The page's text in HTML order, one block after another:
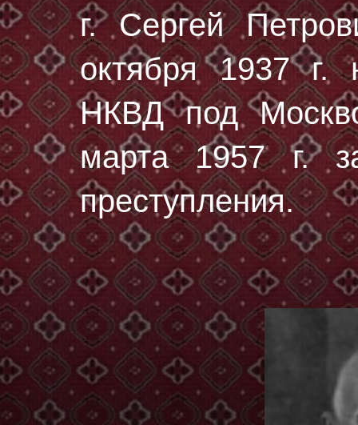
г. Сергей
октября 1937 г.
НКВД под
марта 1957 г.
преступления.